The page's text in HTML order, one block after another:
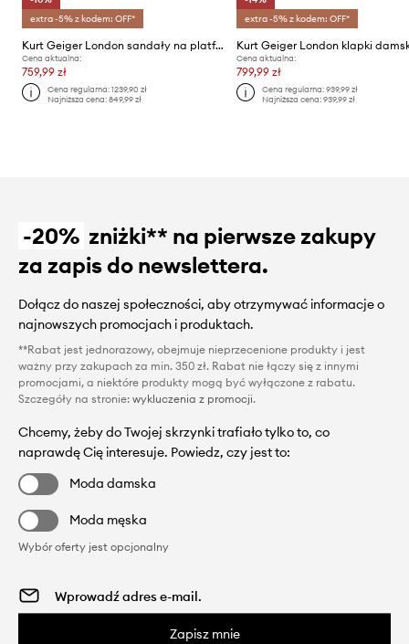
extra -5% z kodem: OFF*
Kurt Geiger London sandały na platformie damskie skórzane Octavia Sling Flatform
Cena aktualna:
759,99 zł
Cena regularna:1239,90 zł
Najniższa cena:849,99 zł
extra -5% z kodem: OFF*
Cena aktualna:
799,99 zł
Cena regularna: 939,99 zł
Najniższa cena: 939,99 zł
-20% zniżki** na pierwsze zakupy
za zapis do newslettera.
Dołącz do naszej społeczności, aby otrzymywać informacje o
najnowszych promocjach i produktach.
**Rabat jest jednorazowy, obejmuje nieprzecenione produkty i jest
ważny przy zakupach za min. 350 zł. Rabat nie łączy się z innymi
promocjami, a niektóre produkty mogą być wyłączone z rabatu.
Szczegóły na stronie: wykluczenia z promocji.
Chcemy, żeby do Twojej skrzynki trafiało tylko to, co
naprawdę Cię interesuje. Powiedz, czy jest to:
Moda damska
Moda męska
Wybór oferty jest opcjonalny
Zapisz mnie